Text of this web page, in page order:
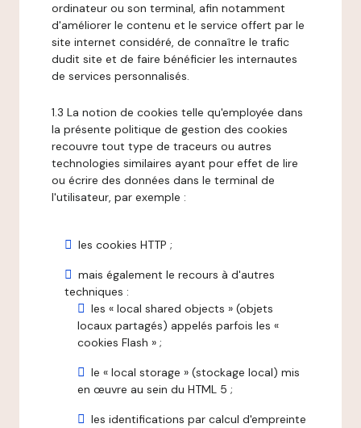
ordinateur ou son terminal, afin notamment
d'améliorer le contenu et le service offert par le
site internet considéré, de connaître le trafic
dudit site et de faire bénéficier les internautes
de services personnalisés.
1.3 La notion de cookies telle qu'employée dans
la présente politique de gestion des cookies
recouvre tout type de traceurs ou autres
technologies similaires ayant pour effet de lire
ou écrire des données dans le terminal de
l'utilisateur, par exemple :
les cookies HTTP ;
mais également le recours à d'autres
techniques :
les « local shared objects » (objets
locaux partagés) appelés parfois les «
cookies Flash » ;
le « local storage » (stockage local) mis
en œuvre au sein du HTML 5 ;
les identifications par calcul d'empreinte